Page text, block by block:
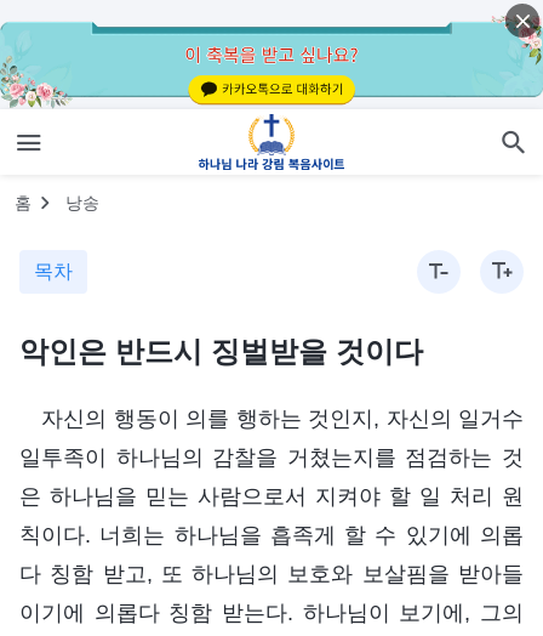
홈 낭송
목차
악인은 반드시 징벌받을 것이다
자신의 행동이 의를 행하는 것인지, 자신의 일거수
일투족이 하나님의 감찰을 거쳤는지를 점검하는 것
은 하나님을 믿는 사람으로서 지켜야 할 일 처리 원
칙이다. 너희는 하나님을 흡족게 할 수 있기에 의롭
다 칭함 받고, 또 하나님의 보호와 보살핌을 받아들
이기에 의롭다 칭함 받는다. 하나님이 보기에, 그의